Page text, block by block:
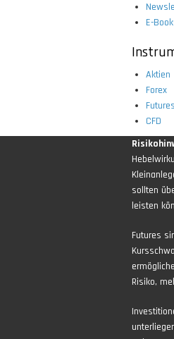
E-
Aktien
Forex
Futures
CFD
sollten
leisten
Futures
Risiko,